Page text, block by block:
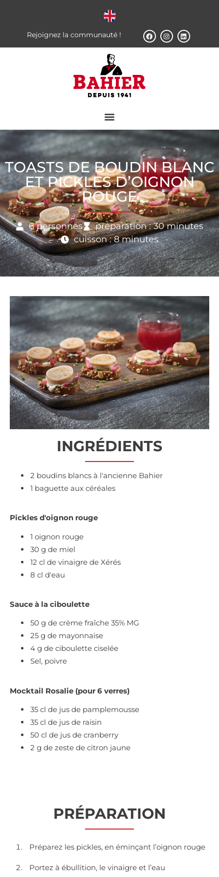
Rejoignez la communauté !
TOASTS DE BOUDIN BLANC
ET PICKLES D’OIGNON
ROUGE
6 personnes
préparation : 30 minutes
cuisson : 8 minutes
INGRÉDIENTS
2 boudins blancs à l'ancienne Bahier
1 baguette aux céréales
Pickles d'oignon rouge
1 oignon rouge
30 g de miel
12 cl de vinaigre de Xérés
8 cl d'eau
Sauce à la ciboulette
50 g de crème fraîche 35% MG
25 g de mayonnaise
4 g de ciboulette ciselée
Sel, poivre
Mocktail Rosalie (pour 6 verres)
35 cl de jus de pamplemousse
35 cl de jus de raisin
50 cl de jus de cranberry
2 g de zeste de citron jaune
PRÉPARATION
Préparez les pickles, en éminçant l’oignon rouge
Portez à ébullition, le vinaigre et l’eau